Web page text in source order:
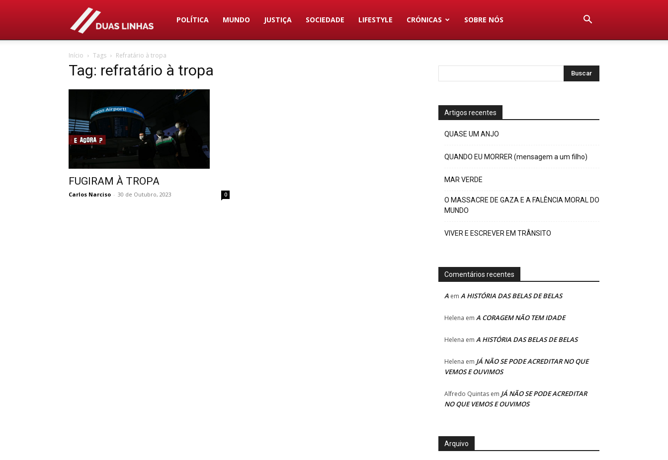
Duas
POLÍTICA MUNDO JUSTIÇA SOCIEDADE LIFESTYLE CRÓNICAS SOBRE NÓS
Início Tags Refratário à tropa
Tag: refratário à tropa
FUGIRAM À TROPA
Carlos Narciso - 30 de Outubro, 2023 0
Artigos recentes
QUASE UM ANJO
QUANDO EU MORRER (mensagem a um filho)
MAR VERDE
O MASSACRE DE GAZA E A FALÊNCIA MORAL DO
MUNDO
VIVER E ESCREVER EM TRÂNSITO
Comentários recentes
A em A HISTÓRIA DAS BELAS DE BELAS
Helena em A CORAGEM NÃO TEM IDADE
Helena em A HISTÓRIA DAS BELAS DE BELAS
Helena em JÁ NÃO SE PODE ACREDITAR NO QUE
VEMOS E OUVIMOS
Alfredo Quintas em JÁ NÃO SE PODE ACREDITAR
NO QUE VEMOS E OUVIMOS
Arquivo